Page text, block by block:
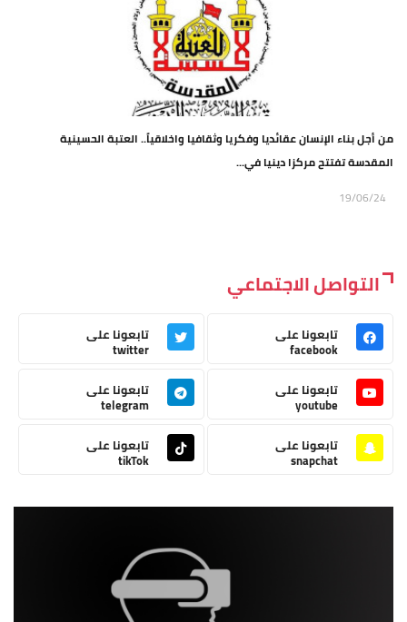
من أجل بناء الإنسان عقائديا وفكريا وثقافيا واخلاقياً.. العتبة الحسينية
المقدسة تفتتح مركزا دينيا في...
19/06/24
التواصل الاجتماعي
تابعونا على
facebook
تابعونا على
twitter
تابعونا على
youtube
تابعونا على
telegram
تابعونا على
snapchat
تابعونا على
tikTok